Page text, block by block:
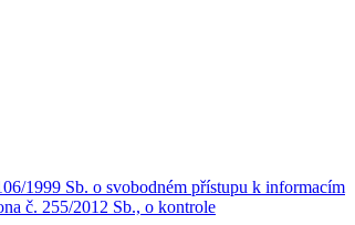
1999 Sb. o svobodném přístupu k informacím
č. 255/2012 Sb., o kontrole